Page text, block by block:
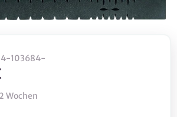
103684-
Wochen